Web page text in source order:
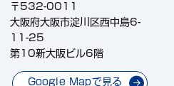
〒532-0011
大阪府大阪市淀川区西中島6-
11-25
第10新大阪ビル6階
Google Mapで見る